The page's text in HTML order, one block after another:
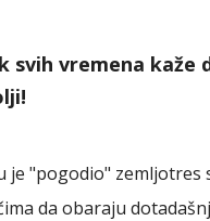
svih vremena
je "pogodio"
da obaraju